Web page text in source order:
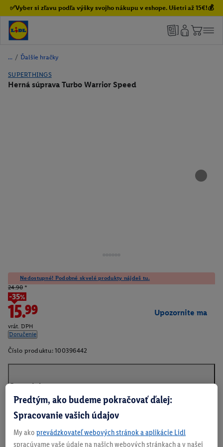
✅Vyber si zľavu podľa výšky svojho nákupu v eshope. Ušetri až 15€!💰
/ Ďalšie hračky
SUPERTHINGS
Herná súprava Turbo Warrior Speed
Nedostupné! Podobné skvelé produkty nájdeš tu.
24.90 *
-35%
15.99
vrát. DPH
Doručenie
Upozornite ma
Číslo produktu: 100396442
O produkte
Predtým, ako budeme pokračovať ďalej:
Spracovanie vašich údajov
My ako prevádzkovateľ webových stránok a aplikácie Lidl
spracúvame vaše údaje na našich webových stránkach a v našej